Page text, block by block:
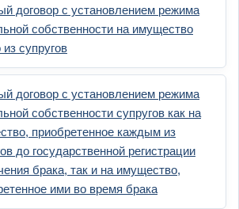
договор с установлением режима
собственности на имущество
из супругов
договор с установлением режима
собственности супругов как на
приобретенное каждым из
до государственной регистрации
брака, так и на имущество,
ими во время брака